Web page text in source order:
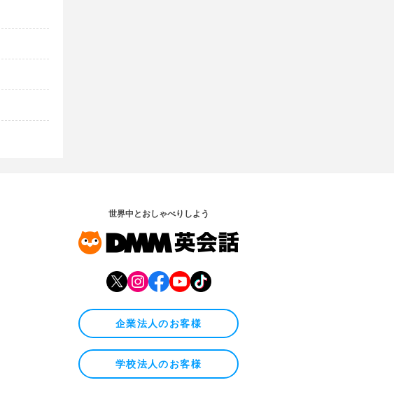
世界中とおしゃべりしよう
企業法人のお客様
学校法人のお客様